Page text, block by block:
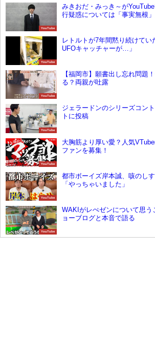
YouTube
みきおだ・みっき～が
行疑惑については「事実無根
YouTube
レトルトが7年間黙り続けてい
UFOキャッチャーが…」
YouTube
【福岡市】願書出し忘れ問題
る？両親が吐露
YouTube
ジェラードンのシリーズコン
トに投稿
YouTube
大胸筋より厚い愛？人気
ファンを募集！
YouTube
都市ボーイズ岸本誠、咳のし
「やっちゃいました」
YouTube
WAKIがレぺゼンについて思う
ョーブログと本音で語る